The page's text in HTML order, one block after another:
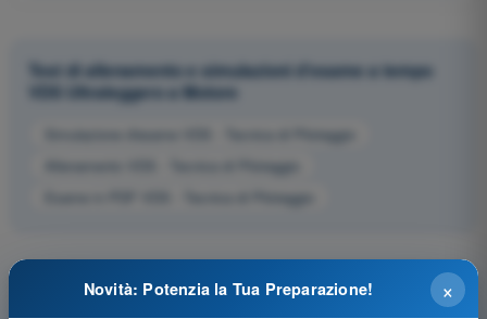
Test di allenamento e simulazioni d'esame a tempo
VDS Ultraleggero a Motore
Simulazione d'esame VDS - Tecnica di Pilotaggio
Allenamento VDS - Tecnica di Pilotaggio
Esame in PDF VDS - Tecnica di Pilotaggio
×
Novità: Potenzia la Tua Preparazione!